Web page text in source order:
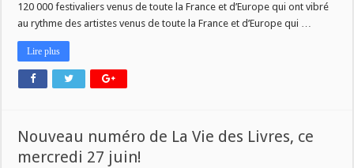
120 000 festivaliers venus de toute la France et d’Europe qui ont vibré
au rythme des artistes venus de toute la France et d’Europe qui …
Lire plus
Nouveau numéro de La Vie des Livres, ce
mercredi 27 juin!